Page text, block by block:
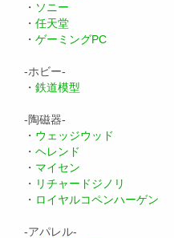
・ ソニー
・ 任天堂
・ ゲーミングPC
-ホビー-
・ 鉄道模型
-陶磁器-
・ ウェッジウッド
・ ヘレンド
・ マイセン
・ リチャードジノリ
・ ロイヤルコペンハーゲン
-アパレル-